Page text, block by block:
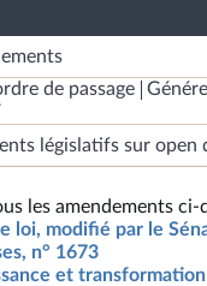
de passage
législatifs sur open
les amendements ci-
loi, modifié par le
n° 1673
et